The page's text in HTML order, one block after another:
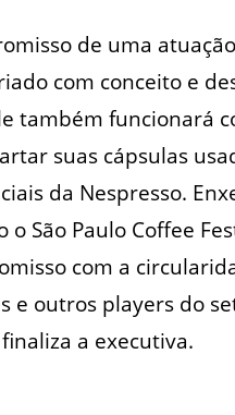
de uma
com conceito e
também funcionará
suas cápsulas
da Nespresso.
o São Paulo Coffee
com a
e outros players do
a executiva.